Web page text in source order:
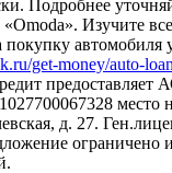
Подробнее
Изучите
покупку автомобиля
get-money/auto-
место
д. 27.
ограничено